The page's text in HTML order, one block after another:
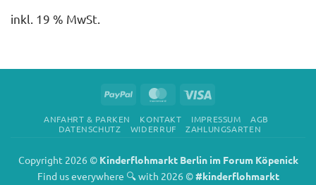
inkl. 19 % MwSt.
PayPal MasterCard
ANFAHRT & PARKEN KONTAKT IMPRESSUM
AGB
DATENSCHUTZ
WIDERRUF ZAHLUNGSARTEN
Copyright 2026 © Kinderflohmarkt Berlin im Forum Köpenick
Find us everywhere 🔍 with 2026 ©#kinderflohmarkt